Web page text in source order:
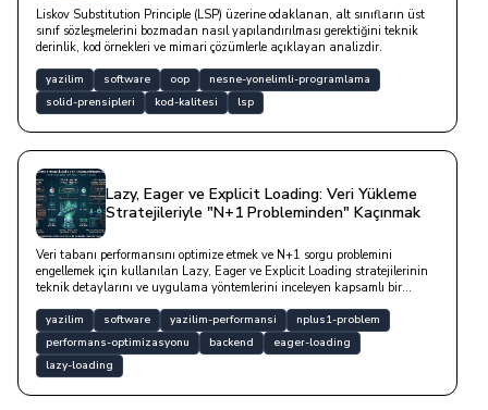
Liskov Substitution Principle (LSP) üzerine odaklanan, alt sınıfların üst
sınıf sözleşmelerini bozmadan nasıl yapılandırılması gerektiğini teknik
derinlik, kod örnekleri ve mimari çözümlerle açıklayan analizdir.
yazilim software oop
nesne-yonelimli-programlama
solid-prensipleri
kod-kalitesi lsp
Lazy, Eager ve Explicit Loading: Veri Yükleme
Stratejileriyle "N+1 Probleminden" Kaçınmak
Veri tabanı performansını optimize etmek ve N+1 sorgu problemini
engellemek için kullanılan Lazy, Eager ve Explicit Loading stratejilerinin
teknik detaylarını ve uygulama yöntemlerini inceleyen kapsamlı bir
yazilim software yazilim-performansi
nplus1-problem
performans-optimizasyonu
backend
eager-loading
lazy-loading